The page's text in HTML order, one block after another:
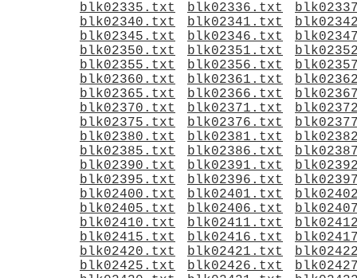
blk02335.txt
blk02336.txt
blk02340.txt
blk02341.txt
blk02345.txt
blk02346.txt
blk02350.txt
blk02351.txt
blk02355.txt
blk02356.txt
blk02360.txt
blk02361.txt
blk02365.txt
blk02366.txt
blk02370.txt
blk02371.txt
blk02375.txt
blk02376.txt
blk02380.txt
blk02381.txt
blk02385.txt
blk02386.txt
blk02390.txt
blk02391.txt
blk02395.txt
blk02396.txt
blk02400.txt
blk02401.txt
blk02405.txt
blk02406.txt
blk02410.txt
blk02411.txt
blk02415.txt
blk02416.txt
blk02420.txt
blk02421.txt
blk02425.txt
blk02426.txt